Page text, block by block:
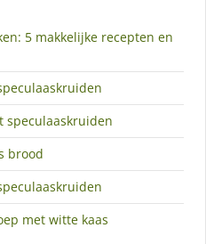
5 makkelijke recepten en
speculaaskruiden
brood
met witte kaas